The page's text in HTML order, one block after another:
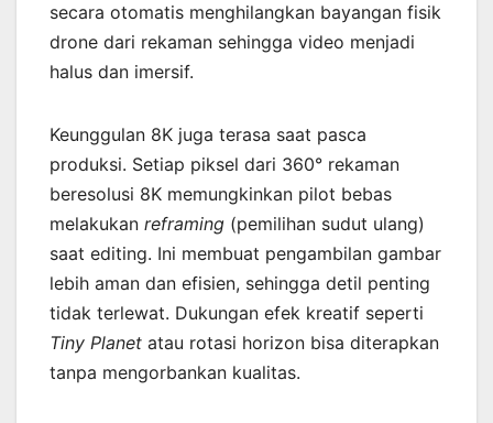
secara otomatis menghilangkan bayangan fisik
drone dari rekaman sehingga video menjadi
halus dan imersif.
Keunggulan 8K juga terasa saat pasca
produksi. Setiap piksel dari 360° rekaman
beresolusi 8K memungkinkan pilot bebas
melakukan reframing (pemilihan sudut ulang)
saat editing. Ini membuat pengambilan gambar
lebih aman dan efisien, sehingga detil penting
tidak terlewat. Dukungan efek kreatif seperti
Tiny Planet atau rotasi horizon bisa diterapkan
tanpa mengorbankan kualitas.